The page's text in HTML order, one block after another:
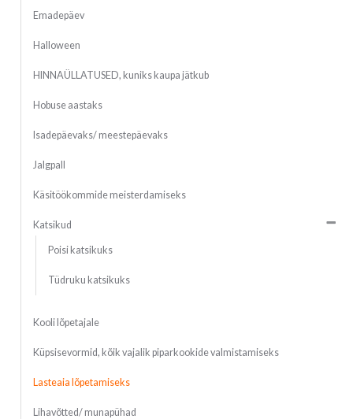
Emadepäev
Halloween
HINNAÜLLATUSED, kuniks kaupa jätkub
Hobuse aastaks
Isadepäevaks/ meestepäevaks
Jalgpall
Käsitöökommide meisterdamiseks
Katsikud
Poisi katsikuks
Tüdruku katsikuks
Kooli lõpetajale
Küpsisevormid, kõik vajalik piparkookide valmistamiseks
Lasteaia lõpetamiseks
Lihavõtted/ munapühad